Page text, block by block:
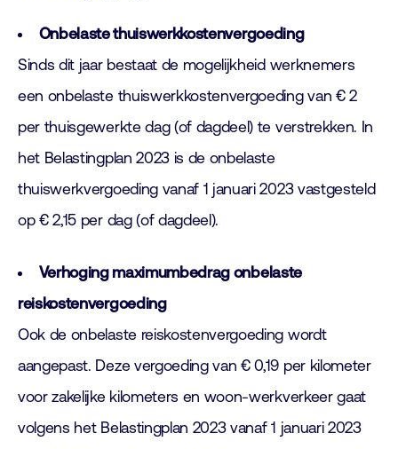
Onbelaste thuiswerkkostenvergoeding
Sinds dit jaar bestaat de mogelijkheid werknemers
een onbelaste thuiswerkkostenvergoeding van € 2
per thuisgewerkte dag (of dagdeel) te verstrekken. In
het Belastingplan 2023 is de onbelaste
thuiswerkvergoeding vanaf 1 januari 2023 vastgesteld
op € 2,15 per dag (of dagdeel).
Verhoging maximumbedrag onbelaste
reiskostenvergoeding
Ook de onbelaste reiskostenvergoeding wordt
aangepast. Deze vergoeding van € 0,19 per kilometer
voor zakelijke kilometers en woon-werkverkeer gaat
volgens het Belastingplan 2023 vanaf 1 januari 2023